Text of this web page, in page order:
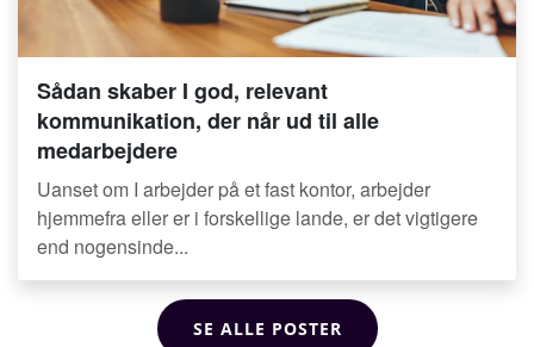
Sådan skaber I god, relevant
kommunikation, der når ud til alle
medarbejdere
Uanset om I arbejder på et fast kontor, arbejder
hjemmefra eller er i forskellige lande, er det vigtigere
end nogensinde...
SE ALLE POSTER